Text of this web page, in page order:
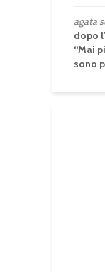
agata
dopo
“Mai
sono